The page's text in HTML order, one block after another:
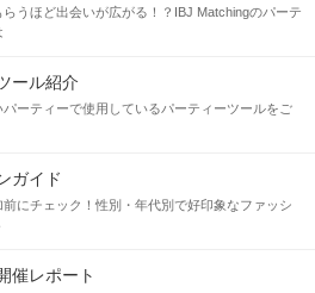
らうほど出会いが広がる！？IBJ Matchingのパーテ
ール紹介
ーティーで使用しているパーティーツールをご
ガイド
前にチェック！性別・年代別で好印象なファッシ
催レポート